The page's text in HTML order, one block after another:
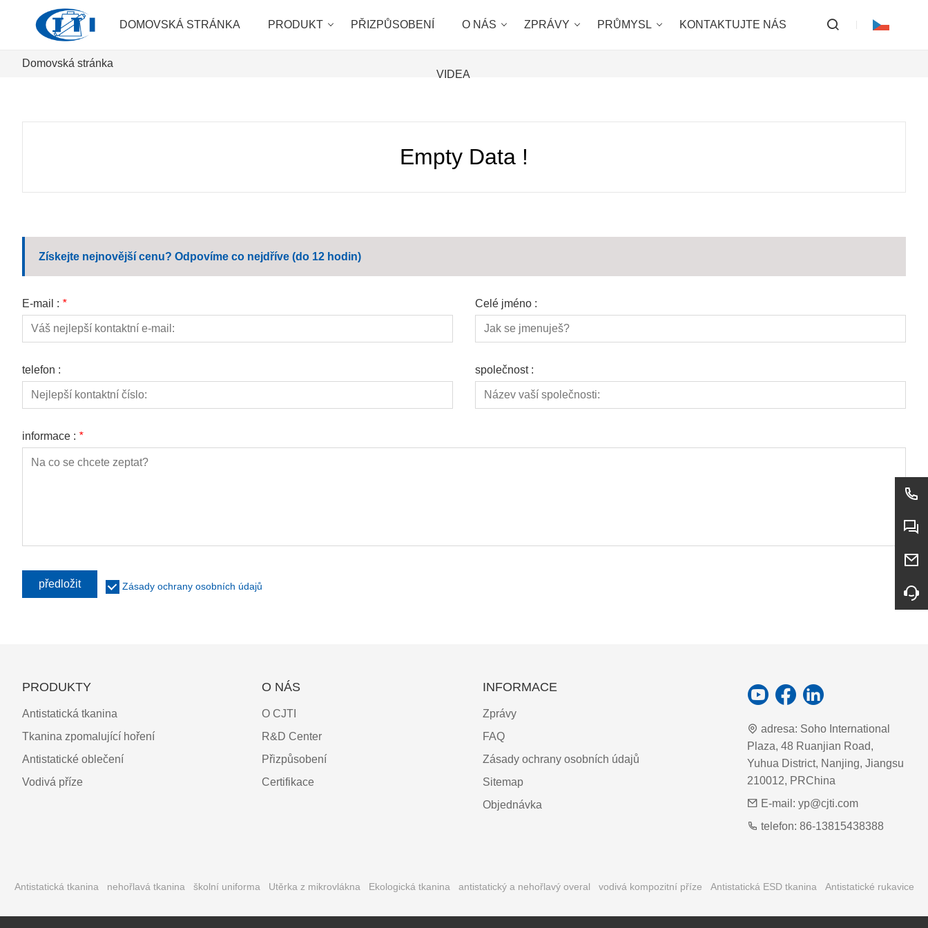
DOMOVSKÁ STRÁNKA PRODUKT PŘIZPŮSOBENÍ O NÁS ZPRÁVY PRŮMYSL KONTAKTUJTE NÁS
VIDEA
Domovská stránka
Empty Data !
Získejte nejnovější cenu? Odpovíme co nejdříve (do 12 hodin)
E-mail : * Celé jméno :
telefon : společnost :
informace : *
předložit Zásady ochrany osobních údajů
PRODUKTY
Antistatická tkanina
Tkanina zpomalující hoření
Antistatické oblečení
Vodivá příze
O NÁS
O CJTI
R&D Center
Přizpůsobení
Certifikace
INFORMACE
Zprávy
FAQ
Zásady ochrany osobních údajů
Sitemap
Objednávka
adresa: Soho International
Plaza, 48 Ruanjian Road,
Yuhua District, Nanjing, Jiangsu
210012, PRChina
E-mail: yp@cjti.com
telefon: 86-13815438388
Antistatická tkanina nehořlavá tkanina školní uniforma Utěrka z mikrovlákna Ekologická tkanina antistatický a nehořlavý overal vodivá kompozitní příze Antistatická ESD tkanina Antistatické rukavice